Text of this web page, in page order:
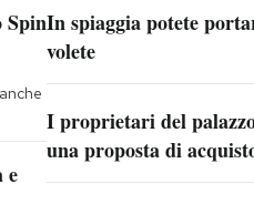
Spin
e
In spiaggia potete
volete
I proprietari del
una proposta di